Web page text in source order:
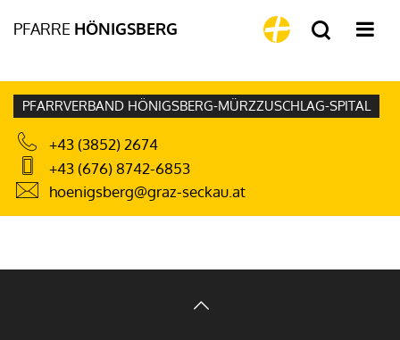
PFARRE HÖNIGSBERG
PFARRVERBAND HÖNIGSBERG-MÜRZZUSCHLAG-SPITAL
+43 (3852) 2674
+43 (676) 8742-6853
hoenigsberg@graz-seckau.at